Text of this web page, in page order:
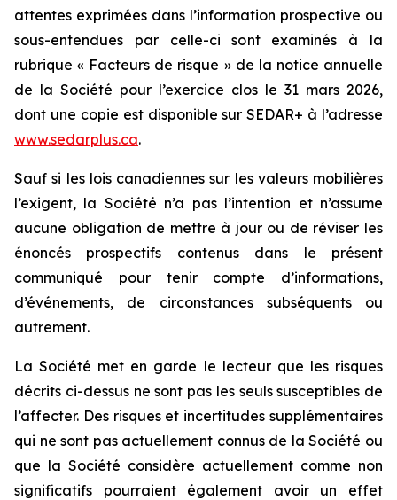
attentes exprimées dans l’information prospective ou
sous-entendues par celle-ci sont examinés à la
rubrique « Facteurs de risque » de la notice annuelle
de la Société pour l’exercice clos le 31 mars 2026,
dont une copie est disponible sur SEDAR+ à l’adresse
www.sedarplus.ca.
Sauf si les lois canadiennes sur les valeurs mobilières
l’exigent, la Société n’a pas l’intention et n’assume
aucune obligation de mettre à jour ou de réviser les
énoncés prospectifs contenus dans le présent
communiqué pour tenir compte d’informations,
d’événements, de circonstances subséquents ou
autrement.
La Société met en garde le lecteur que les risques
décrits ci-dessus ne sont pas les seuls susceptibles de
l’affecter. Des risques et incertitudes supplémentaires
qui ne sont pas actuellement connus de la Société ou
que la Société considère actuellement comme non
significatifs pourraient également avoir un effet